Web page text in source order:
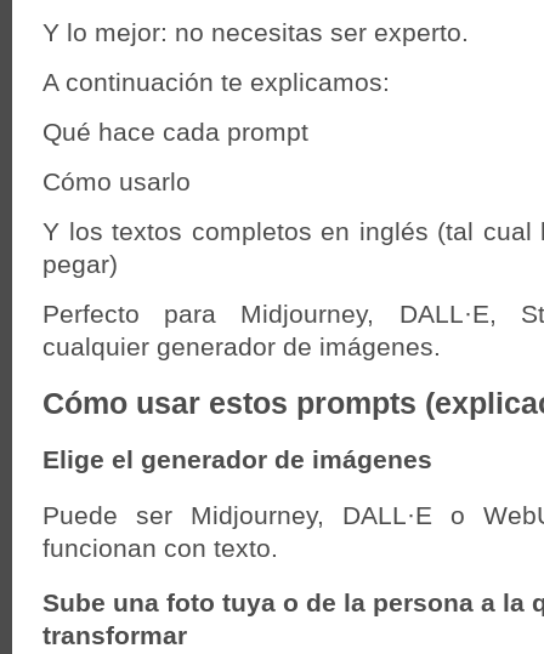
Y lo mejor: no necesitas ser experto.
A continuación te explicamos:
Qué hace cada prompt
Cómo usarlo
Y los textos completos en inglés (tal cual
pegar)
Perfecto para Midjourney, DALL·E,
cualquier generador de imágenes.
Cómo usar estos prompts
Elige el generador de imágenes
Puede ser Midjourney, DALL·E o
funcionan con texto.
Sube una foto tuya o de la persona a la
transformar